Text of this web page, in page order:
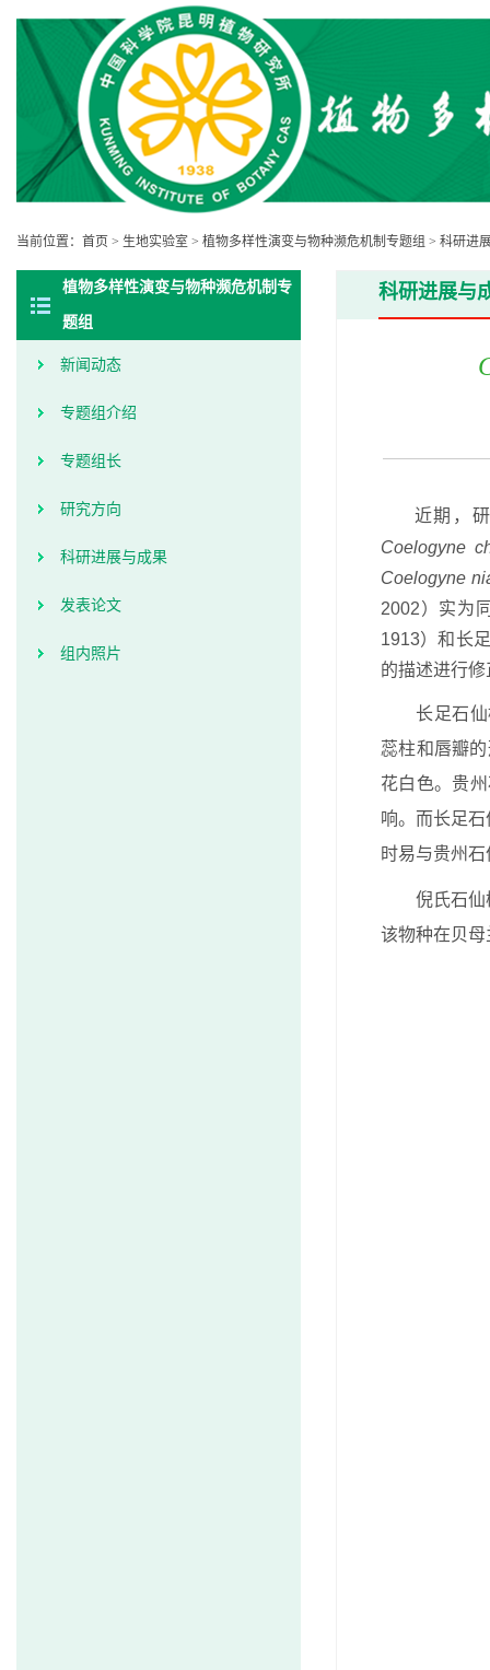
当前位置： 首页 > 生地实验室 > 植物多样性演变与物种濒危机制专题组 > 科研进
植物多样性演变与物种濒危机制专
题组
新闻动态
专题组介绍
专题组长
研究方向
科研进展与成果
发表论文
组内照片
科研进展与
近期，
Coelogyne
Coelogyne
2002）实为
1913）和长
的描述进行修
长足石仙
蕊柱和唇瓣
花白色。贵
响。而长足
时易与贵州石
倪氏石仙
该物种在贝